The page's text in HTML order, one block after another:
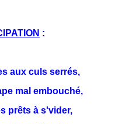
:
aux culs serrés,
mal embouché,
prêts à s'vider,